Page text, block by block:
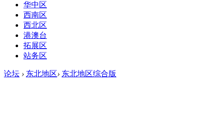
华中区
西南区
西北区
港澳台
拓展区
站务区
论坛 › 东北地区› 东北地区综合版